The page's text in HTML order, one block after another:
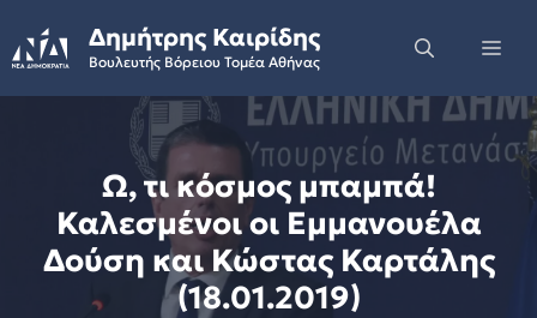
to
content
Δημήτρης Καιρίδης
Βουλευτής Βόρειου Τομέα Αθήνας
Ω, τι κόσμος μπαμπά!
Καλεσμένοι οι Εμμανουέλα
Δούση και Κώστας Καρτάλης
(18.01.2019)